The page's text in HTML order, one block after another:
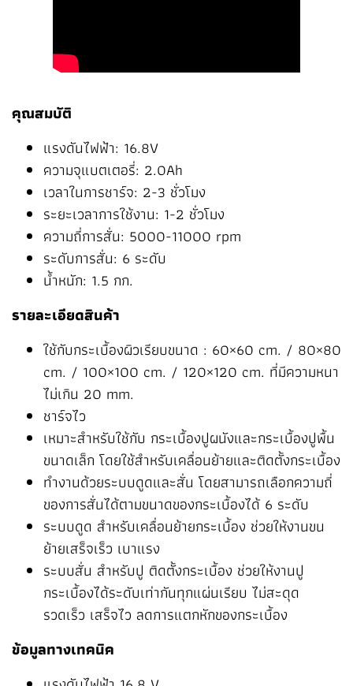
คุณสมบัติ
แรงดันไฟฟ้า: 16.8V
ความจุแบตเตอรี่: 2.0Ah
เวลาในการชาร์จ: 2-3 ชั่วโมง
ระยะเวลาการใช้งาน: 1-2 ชั่วโมง
ความถี่การสั่น: 5000-11000 rpm
ระดับการสั่น: 6 ระดับ
น้ำหนัก: 1.5 กก.
รายละเอียดสินค้า
ใช้กับกระเบื้องผิวเรียบขนาด : 60×60 cm. / 80×80
cm. / 100×100 cm. / 120×120 cm. ที่มีความหนา
ไม่เกิน 20 mm.
ชาร์จไว
เหมาะสำหรับใช้กับ กระเบื้องปูผนังและกระเบื้องปูพื้น
ขนาดเล็ก โดยใช้สำหรับเคลื่อนย้ายและติดตั้งกระเบื้อง
ทำงานด้วยระบบดูดและสั่น โดยสามารถเลือกความถี่
ของการสั่นได้ตามขนาดของกระเบื้องได้ 6 ระดับ
ระบบดูด สำหรับเคลื่อนย้ายกระเบื้อง ช่วยให้งานขน
ย้ายเสร็จเร็ว เบาแรง
ระบบสั่น สำหรับปู ติดตั้งกระเบื้อง ช่วยให้งานปู
กระเบื้องได้ระดับเท่ากันทุกแผ่นเรียบ ไม่สะดุด
รวดเร็ว เสร็จไว ลดการแตกหักของกระเบื้อง
ข้อมูลทางเทคนิค